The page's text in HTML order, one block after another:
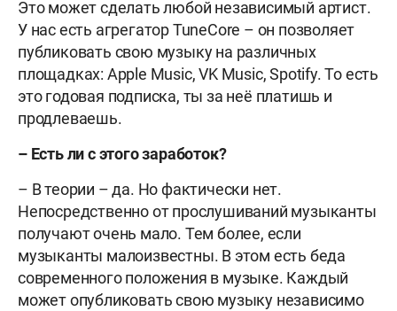
Это может сделать любой независимый артист.
У нас есть агрегатор TuneCore – он позволяет
публиковать свою музыку на различных
площадках: Apple Music, VK Music, Spotify. То есть
это годовая подписка, ты за неё платишь и
продлеваешь.
– Есть ли с этого заработок?
– В теории – да. Но фактически нет.
Непосредственно от прослушиваний музыканты
получают очень мало. Тем более, если
музыканты малоизвестны. В этом есть беда
современного положения в музыке. Каждый
может опубликовать свою музыку независимо